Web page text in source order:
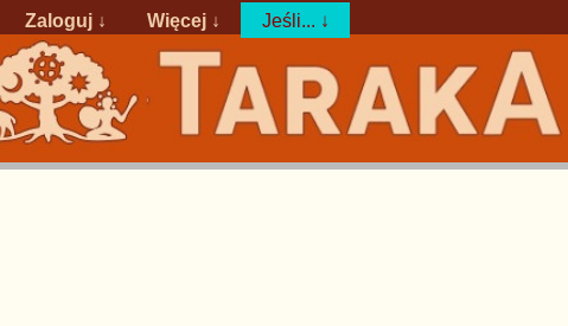
Zaloguj ↓ Więcej ↓ Jeśli... ↓